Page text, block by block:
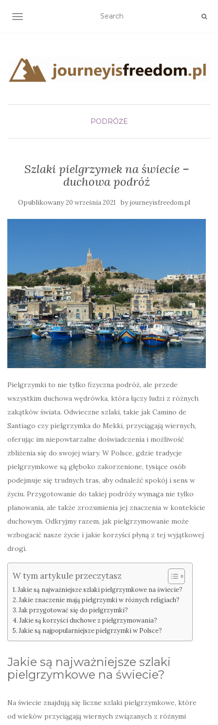
TOGGLE NAVIGATION
PODRÓŻE
Szlaki pielgrzymek na świecie –
duchowa podróż
Opublikowany20 września 2021 byjourneyisfreedom.pl
Pielgrzymki to nie tylko fizyczna podróż, ale przede
wszystkim duchowa wędrówka, która łączy ludzi z różnych
zakątków świata. Odwieczne szlaki, takie jak Camino de
Santiago czy pielgrzymka do Mekki, przyciągają wiernych,
oferując im niepowtarzalne doświadczenia i możliwość
zbliżenia się do swojej wiary. W Polsce, gdzie tradycje
pielgrzymkowe są głęboko zakorzenione, tysiące osób
podejmuje się trudnych tras, aby odnaleźć spokój i sens w
życiu. Przygotowanie do takiej podróży wymaga nie tylko
planowania, ale także zrozumienia jej znaczenia w kontekście
duchowym. Odkryjmy razem, jak pielgrzymowanie może
wzbogacić nasze życie i jakie korzyści płyną z tej wyjątkowej
drogi.
W tym artykule przeczytasz
Jakie są najważniejsze szlaki pielgrzymkowe na świecie?
Jakie znaczenie mają pielgrzymki w różnych religiach?
Jak przygotować się do pielgrzymki?
Jakie są korzyści duchowe z pielgrzymowania?
Jakie są najpopularniejsze pielgrzymki w Polsce?
Jakie są najważniejsze szlaki
pielgrzymkowe na świecie?
Na świecie znajdują się liczne szlaki pielgrzymkowe, które
od wieków przyciągają wiernych związanych z różnymi